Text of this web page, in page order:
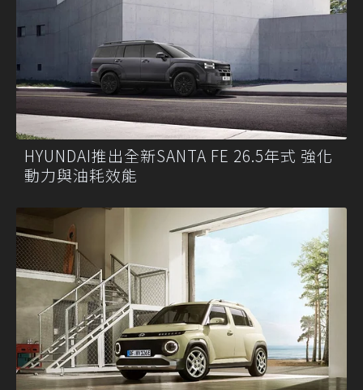
HYUNDAI推出全新SANTA FE 26.5年式 強化
動力與油耗效能